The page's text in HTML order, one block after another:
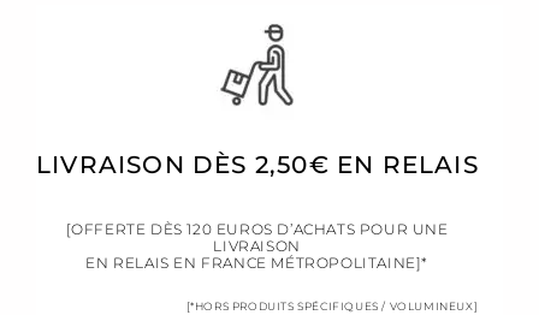
LIVRAISON DÈS 2,50€ EN RELAIS
[OFFERTE DÈS 120 EUROS D’ACHATS POUR UNE
LIVRAISON
EN RELAIS EN FRANCE MÉTROPOLITAINE]*
[*HORS PRODUITS SPÉCIFIQUES / VOLUMINEUX]